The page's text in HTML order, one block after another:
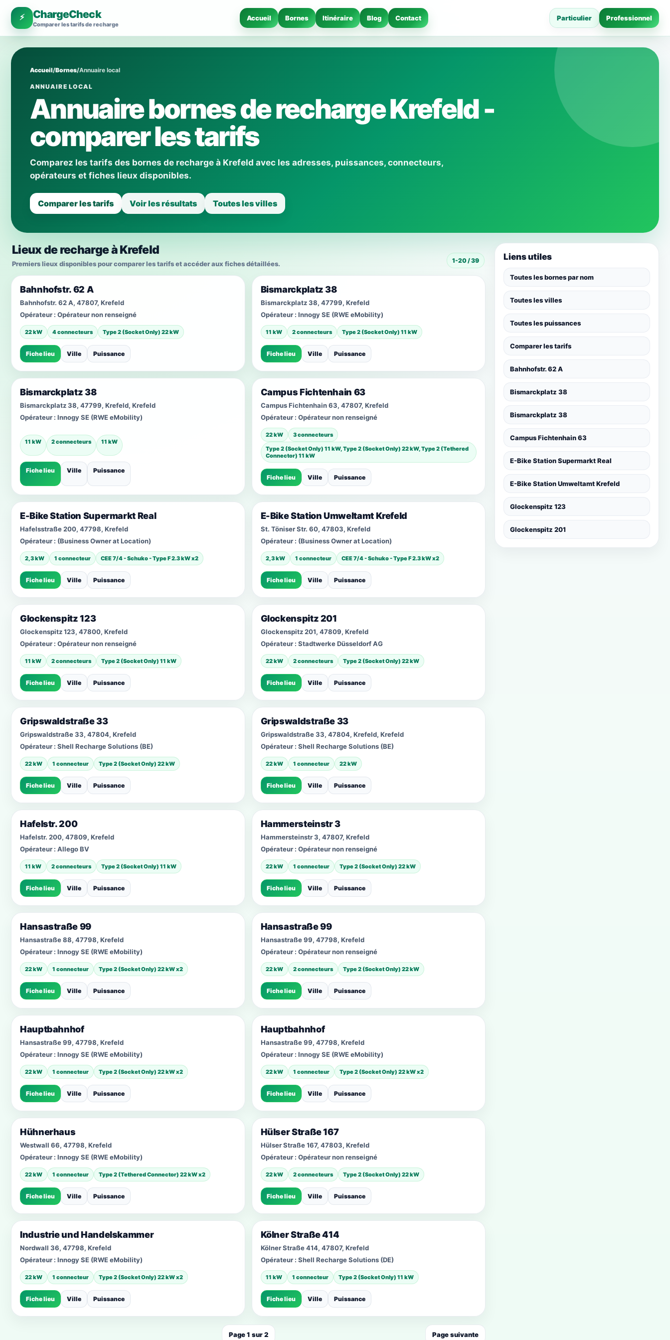
⚡ ChargeCheck
Comparer les tarifs de recharge
Accueil Bornes Itinéraire Blog Contact Particulier Professionnel
Accueil/Bornes/Annuaire local
ANNUAIRE LOCAL
Annuaire bornes de recharge Krefeld -
comparer les tarifs
Comparez les tarifs des bornes de recharge à Krefeld avec les adresses, puissances, connecteurs,
opérateurs et fiches lieux disponibles.
Comparer les tarifs Voir les résultats Toutes les villes
Lieux de recharge à Krefeld
Premiers lieux disponibles pour comparer les tarifs et accéder aux fiches détaillées. 1-20 / 39
Bahnhofstr. 62 A
Bahnhofstr. 62 A, 47807, Krefeld
Opérateur : Opérateur non renseigné
22 kW 4 connecteurs Type 2 (Socket Only) 22 kW
Fiche lieu Ville Puissance
Bismarckplatz 38
Bismarckplatz 38, 47799, Krefeld
Opérateur : Innogy SE (RWE eMobility)
11 kW 2 connecteurs Type 2 (Socket Only) 11 kW
Fiche lieu Ville Puissance
Bismarckplatz 38
Bismarckplatz 38, 47799, Krefeld, Krefeld
Opérateur : Innogy SE (RWE eMobility)
11 kW 2 connecteurs 11 kW
Fiche lieu Ville Puissance
Campus Fichtenhain 63
Campus Fichtenhain 63, 47807, Krefeld
Opérateur : Opérateur non renseigné
22 kW
3 connecteurs
Type 2 (Socket Only) 11 kW, Type 2 (Socket Only) 22 kW, Type 2 (Tethered
Connector) 11 kW
Fiche lieu Ville Puissance
E-Bike Station Supermarkt Real
Hafelsstraße 200, 47798, Krefeld
Opérateur : (Business Owner at Location)
2,3 kW 1 connecteur CEE 7/4 - Schuko - Type F 2.3 kW x2
Fiche lieu Ville Puissance
E-Bike Station Umweltamt Krefeld
St. Töniser Str. 60, 47803, Krefeld
Opérateur : (Business Owner at Location)
2,3 kW 1 connecteur CEE 7/4 - Schuko - Type F 2.3 kW x2
Fiche lieu Ville Puissance
Glockenspitz 123
Glockenspitz 123, 47800, Krefeld
Opérateur : Opérateur non renseigné
11 kW 2 connecteurs Type 2 (Socket Only) 11 kW
Fiche lieu Ville Puissance
Glockenspitz 201
Glockenspitz 201, 47809, Krefeld
Opérateur : Stadtwerke Düsseldorf AG
22 kW 2 connecteurs Type 2 (Socket Only) 22 kW
Fiche lieu Ville Puissance
Gripswaldstraße 33
Gripswaldstraße 33, 47804, Krefeld
Opérateur : Shell Recharge Solutions (BE)
22 kW 1 connecteur Type 2 (Socket Only) 22 kW
Fiche lieu Ville Puissance
Gripswaldstraße 33
Gripswaldstraße 33, 47804, Krefeld, Krefeld
Opérateur : Shell Recharge Solutions (BE)
22 kW 1 connecteur 22 kW
Fiche lieu Ville Puissance
Hafelstr. 200
Hafelstr. 200, 47809, Krefeld
Opérateur : Allego BV
11 kW 2 connecteurs Type 2 (Socket Only) 11 kW
Fiche lieu Ville Puissance
Hammersteinstr 3
Hammersteinstr 3, 47807, Krefeld
Opérateur : Opérateur non renseigné
22 kW 1 connecteur Type 2 (Socket Only) 22 kW
Fiche lieu Ville Puissance
Hansastraße 99
Hansastraße 88, 47798, Krefeld
Opérateur : Innogy SE (RWE eMobility)
22 kW 1 connecteur Type 2 (Socket Only) 22 kW x2
Fiche lieu Ville Puissance
Hansastraße 99
Hansastraße 99, 47798, Krefeld
Opérateur : Opérateur non renseigné
22 kW 2 connecteurs Type 2 (Socket Only) 22 kW
Fiche lieu Ville Puissance
Hauptbahnhof
Hansastraße 99, 47798, Krefeld
Opérateur : Innogy SE (RWE eMobility)
22 kW 1 connecteur Type 2 (Socket Only) 22 kW x2
Fiche lieu Ville Puissance
Hauptbahnhof
Hansastraße 99, 47798, Krefeld
Opérateur : Innogy SE (RWE eMobility)
22 kW 1 connecteur Type 2 (Socket Only) 22 kW x2
Fiche lieu Ville Puissance
Hühnerhaus
Westwall 66, 47798, Krefeld
Opérateur : Innogy SE (RWE eMobility)
22 kW 1 connecteur Type 2 (Tethered Connector) 22 kW x2
Fiche lieu Ville Puissance
Hülser Straße 167
Hülser Straße 167, 47803, Krefeld
Opérateur : Opérateur non renseigné
22 kW 2 connecteurs Type 2 (Socket Only) 22 kW
Fiche lieu Ville Puissance
Industrie und Handelskammer
Nordwall 36, 47798, Krefeld
Opérateur : Innogy SE (RWE eMobility)
22 kW 1 connecteur Type 2 (Socket Only) 22 kW x2
Fiche lieu Ville Puissance
Kölner Straße 414
Kölner Straße 414, 47807, Krefeld
Opérateur : Shell Recharge Solutions (DE)
11 kW 1 connecteur Type 2 (Socket Only) 11 kW
Fiche lieu Ville Puissance
Page 1 sur 2 Page suivante
Liens utiles
Toutes les bornes par nom
Toutes les villes
Toutes les puissances
Comparer les tarifs
Bahnhofstr. 62 A
Bismarckplatz 38
Bismarckplatz 38
Campus Fichtenhain 63
E-Bike Station Supermarkt Real
E-Bike Station Umweltamt Krefeld
Glockenspitz 123
Glockenspitz 201